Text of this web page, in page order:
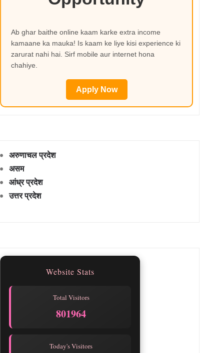
Ab ghar baithe online kaam karke extra income
kamaane ka mauka! Is kaam ke liye kisi experience ki
zarurat nahi hai. Sirf mobile aur internet hona
chahiye.
Apply Now
अरुणाचल प्रदेश
असम
आंध्र प्रदेश
उत्तर प्रदेश
Website Stats
Total Visitors
801964
Today's Visitors